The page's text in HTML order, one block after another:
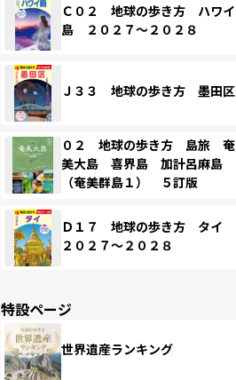
Ｃ０２ 地球の歩き方 ハワイ
島 ２０２７～２０２８
Ｊ３３ 地球の歩き方 墨田区
０２ 地球の歩き方 島旅 奄
美大島 喜界島 加計呂麻島
（奄美群島１） ５訂版
Ｄ１７ 地球の歩き方 タイ
２０２７～２０２８
特設ページ
世界遺産ランキング